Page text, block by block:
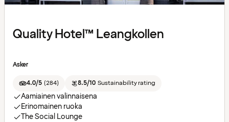
Quality Hotel™ Leangkollen
Asker
4.0/5 (284) 8.5/10 Sustainability rating
Aamiainen valinnaisena
Erinomainen ruoka
The Social Lounge